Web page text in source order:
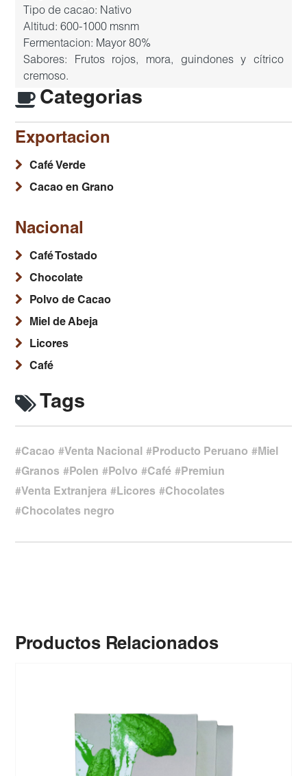
Tipo de cacao: Nativo
Altitud: 600-1000 msnm
Fermentacion: Mayor 80%
Sabores: Frutos rojos, mora, guindones y cítrico
cremoso.
Categorias
Exportacion
Café Verde
Cacao en Grano
Nacional
Café Tostado
Chocolate
Polvo de Cacao
Miel de Abeja
Licores
Café
Tags
Cacao Venta Nacional Producto Peruano
Miel
Granos
Polen Polvo Café
Premiun
Venta Extranjera
Licores
Chocolates
Chocolates negro
Productos Relacionados